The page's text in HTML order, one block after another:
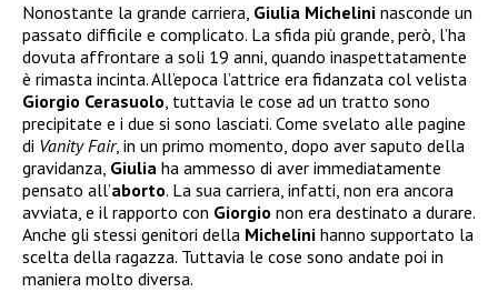
Nonostante la grande carriera, Giulia Michelini nasconde un
passato difficile e complicato. La sfida più grande, però, l’ha
dovuta affrontare a soli 19 anni, quando inaspettatamente
è rimasta incinta. All’epoca l’attrice era fidanzata col velista
Giorgio Cerasuolo, tuttavia le cose ad un tratto sono
precipitate e i due si sono lasciati. Come svelato alle pagine
di Vanity Fair, in un primo momento, dopo aver saputo della
gravidanza, Giulia ha ammesso di aver immediatamente
pensato all’aborto. La sua carriera, infatti, non era ancora
avviata, e il rapporto con Giorgio non era destinato a durare.
Anche gli stessi genitori della Michelini hanno supportato la
scelta della ragazza. Tuttavia le cose sono andate poi in
maniera molto diversa.